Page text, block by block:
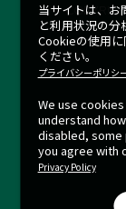
当サイトは、お
と利用状況の分
Cookieの使用
ください。
プライバシーポリシ
We use
understand
disabled,
you agree with
Privacy Policy